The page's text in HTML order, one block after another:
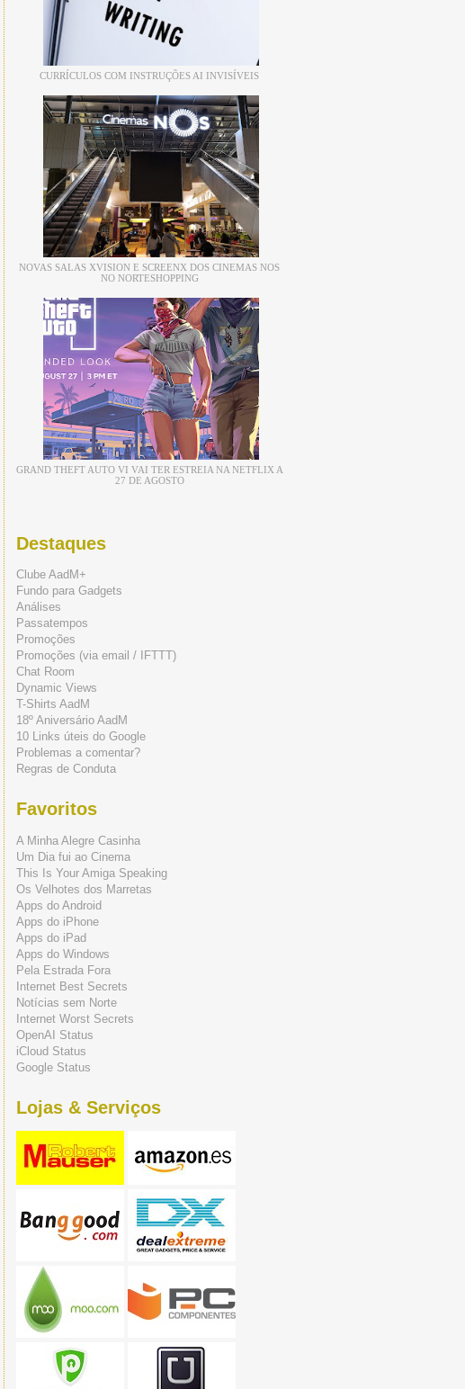
CURRÍCULOS COM INSTRUÇÕES AI INVISÍVEIS
NOVAS SALAS XVISION E SCREENX DOS CINEMAS NOS
NO NORTESHOPPING
GRAND THEFT AUTO VI VAI TER ESTREIA NA NETFLIX A
27 DE AGOSTO
Destaques
Clube AadM+
Fundo para Gadgets
Análises
Passatempos
Promoções
Promoções (via email / IFTTT)
Chat Room
Dynamic Views
T-Shirts AadM
18º Aniversário AadM
10 Links úteis do Google
Problemas a comentar?
Regras de Conduta
Favoritos
A Minha Alegre Casinha
Um Dia fui ao Cinema
This Is Your Amiga Speaking
Os Velhotes dos Marretas
Apps do Android
Apps do iPhone
Apps do iPad
Apps do Windows
Pela Estrada Fora
Internet Best Secrets
Notícias sem Norte
Internet Worst Secrets
OpenAI Status
iCloud Status
Google Status
Lojas & Serviços